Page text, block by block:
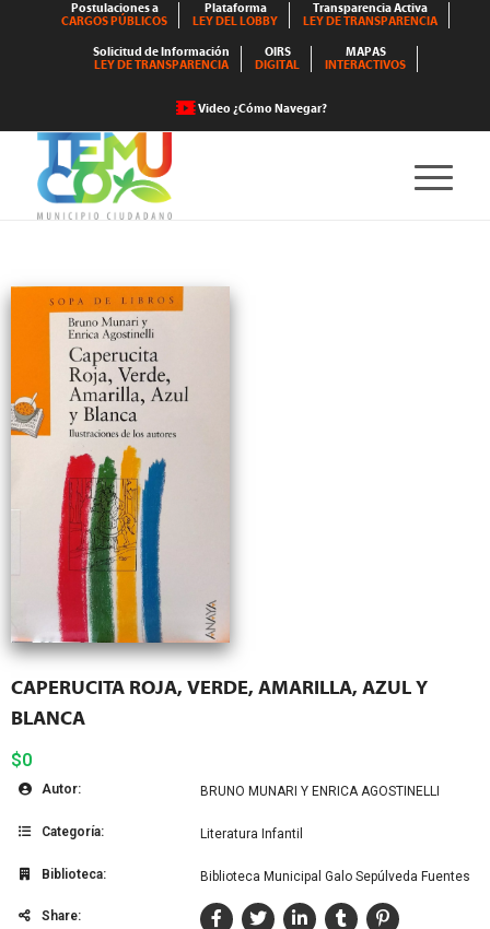
Postulaciones a
CARGOS PÚBLICOS
Plataforma
LEY DEL LOBBY
Transparencia Activa
LEY DE TRANSPARENCIA
Solicitud de Información
LEY DE TRANSPARENCIA
OIRS
DIGITAL
MAPAS
INTERACTIVOS
Video ¿Cómo Navegar?
CAPERUCITA ROJA, VERDE, AMARILLA, AZUL Y
BLANCA
$0
Autor: BRUNO MUNARI Y ENRICA AGOSTINELLI
Categoría: Literatura Infantil
Biblioteca: Biblioteca Municipal Galo Sepúlveda Fuentes
Share: